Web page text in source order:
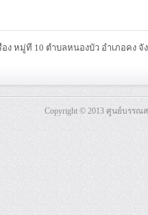
อง หมู่ที 10 ตำบลหนองบัว อำเภอคง
Copyright © 2013 ศูนย์บรร